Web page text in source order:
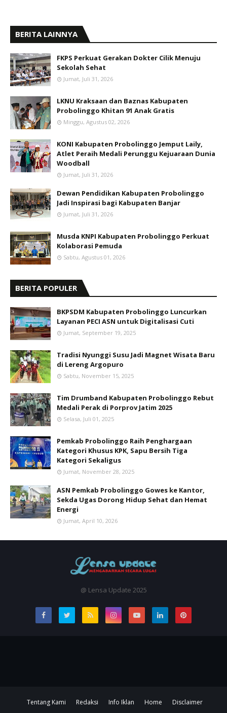
BERITA LAINNYA
FKPS Perkuat Gerakan Dokter Cilik Menuju
Sekolah Sehat
Jumat, Juli 31, 2026
LKNU Kraksaan dan Baznas Kabupaten
Probolinggo Khitan 91 Anak Gratis
Minggu, Agustus 02, 2026
KONI Kabupaten Probolinggo Jemput Laily,
Atlet Peraih Medali Perunggu Kejuaraan Dunia
Woodball
Jumat, Juli 31, 2026
Dewan Pendidikan Kabupaten Probolinggo
Jadi Inspirasi bagi Kabupaten Banjar
Jumat, Juli 31, 2026
Musda KNPI Kabupaten Probolinggo Perkuat
Kolaborasi Pemuda
Sabtu, Agustus 01, 2026
BERITA POPULER
BKPSDM Kabupaten Probolinggo Luncurkan
Layanan PECI ASN untuk Digitalisasi Cuti
Jumat, September 19, 2025
Tradisi Nyunggi Susu Jadi Magnet Wisata Baru
di Lereng Argopuro
Sabtu, November 15, 2025
Tim Drumband Kabupaten Probolinggo Rebut
Medali Perak di Porprov Jatim 2025
Selasa, Juli 01, 2025
Pemkab Probolinggo Raih Penghargaan
Kategori Khusus KPK, Sapu Bersih Tiga
Kategori Sekaligus
Jumat, November 28, 2025
ASN Pemkab Probolinggo Gowes ke Kantor,
Sekda Ugas Dorong Hidup Sehat dan Hemat
Energi
Jumat, April 10, 2026
@ Lensa Update 2025
Tentang Kami Redaksi Info Iklan Home Disclaimer